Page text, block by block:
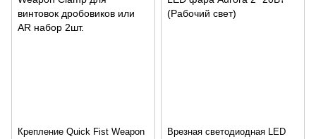
Крепление Quick Fist Weapon
Врезная cветодиодная LED